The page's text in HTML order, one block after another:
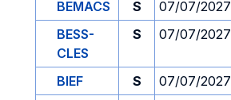
BEMACS
S 07/07/2027
BESS-
CLES
S 07/07/2027
BIEF S 07/07/2027